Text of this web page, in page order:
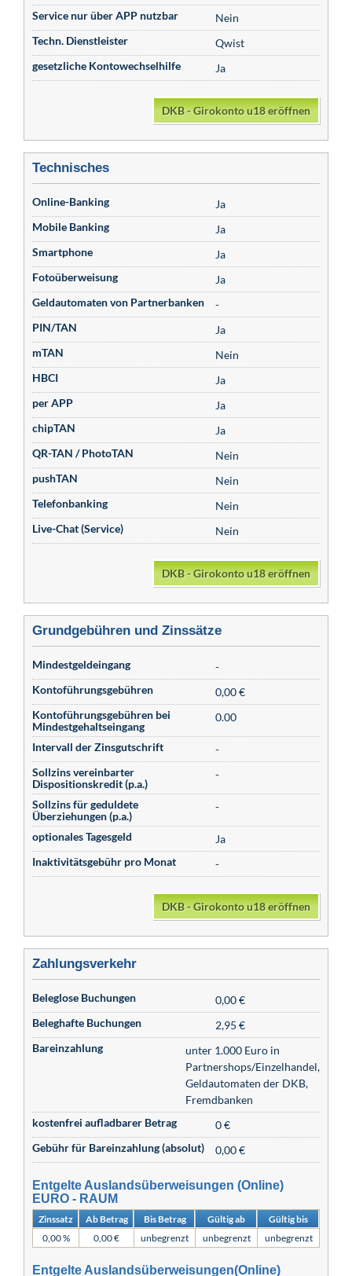
Service nur über APP nutzbar
Nein
Techn. Dienstleister
Qwist
gesetzliche Kontowechselhilfe
Ja
DKB - Girokonto u18 eröffnen
Technisches
Online-Banking
Ja
Mobile Banking
Ja
Smartphone
Ja
Fotoüberweisung
Ja
Geldautomaten von Partnerbanken
-
PIN/TAN
Ja
mTAN
Nein
HBCI
Ja
per APP
Ja
chipTAN
Ja
QR-TAN / PhotoTAN
Nein
pushTAN
Nein
Telefonbanking
Nein
Live-Chat (Service)
Nein
DKB - Girokonto u18 eröffnen
Grundgebühren und Zinssätze
Mindestgeldeingang
-
Kontoführungsgebühren
0,00 €
Kontoführungsgebühren bei
Mindestgehaltseingang
0.00
Intervall der Zinsgutschrift
-
Sollzins vereinbarter
Dispositionskredit (p.a.)
-
Sollzins für geduldete
Überziehungen (p.a.)
-
optionales Tagesgeld
Ja
Inaktivitätsgebühr pro Monat
-
DKB - Girokonto u18 eröffnen
Zahlungsverkehr
Beleglose Buchungen
0,00 €
Beleghafte Buchungen
2,95 €
Bareinzahlung
unter 1.000 Euro in
Partnershops/Einzelhandel,
Geldautomaten der DKB,
Fremdbanken
kostenfrei aufladbarer Betrag
0 €
Gebühr für Bareinzahlung (absolut)
0,00 €
Entgelte Auslandsüberweisungen (Online)
EURO - RAUM
Zinssatz Ab Betrag Bis Betrag Gültig ab
Gültig bis
0,00 %
0,00 € unbegrenzt unbegrenzt unbegrenzt
Entgelte Auslandsüberweisungen(Online)